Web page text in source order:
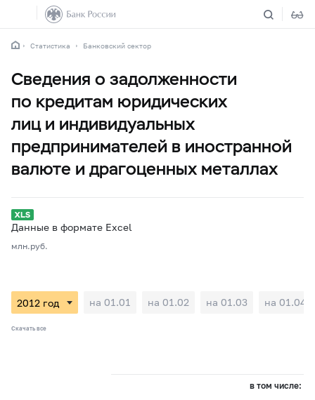
Статистика Банковский сектор
Сведения о задолженности
по кредитам юридических
лиц и индивидуальных
предпринимателей в иностранной
валюте и драгоценных металлах
Данные в формате Excel
млн.руб.
на 01.01 на 01.02 на 01.03 на 01.04
Скачать все
в том числе: